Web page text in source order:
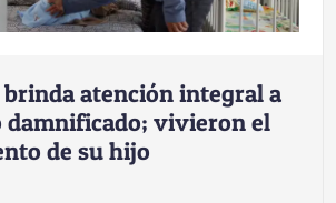
brinda atención integral a
vivieron el
de su hijo